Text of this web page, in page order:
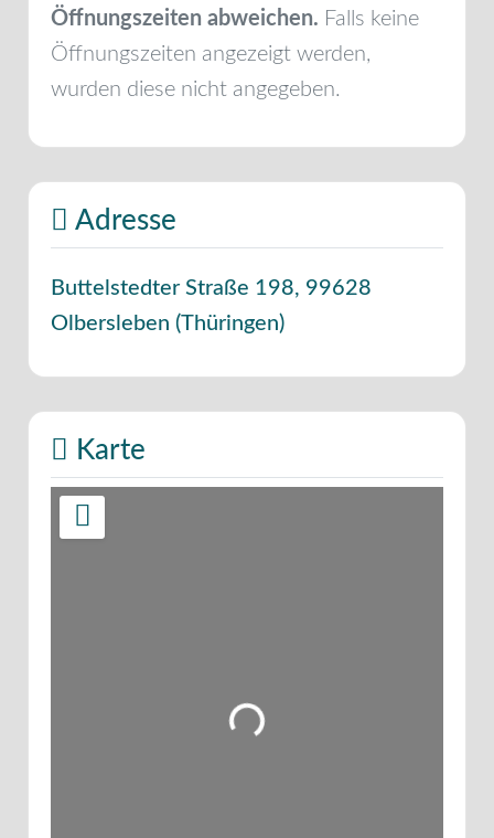
Öffnungszeiten abweichen. Falls keine
Öffnungszeiten angezeigt werden,
wurden diese nicht angegeben.
Adresse
Buttelstedter Straße 198, 99628
Olbersleben (Thüringen)
Karte
Wird geladen …